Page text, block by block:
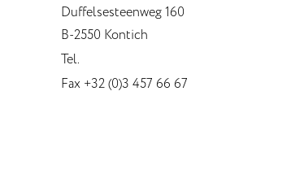
Duffelsesteenweg 160
B-2550 Kontich
Tel.
Fax +32 (0)3 457 66 67